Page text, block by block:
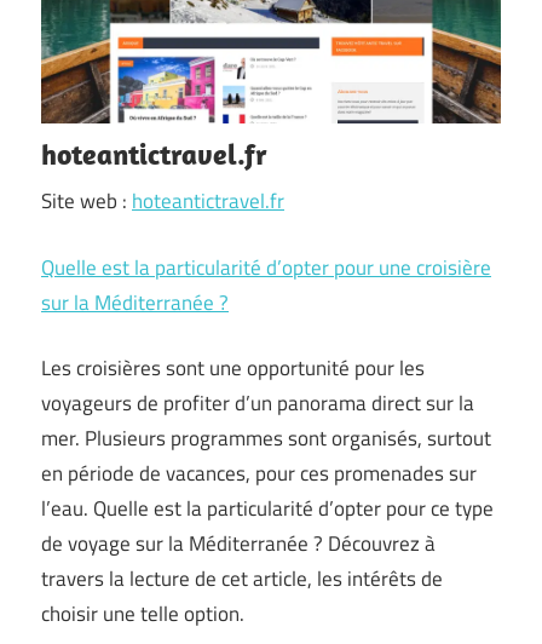
hoteantictravel.fr
Site web : hoteantictravel.fr
Quelle est la particularité d’opter pour une croisière
sur la Méditerranée ?
Les croisières sont une opportunité pour les
voyageurs de profiter d’un panorama direct sur la
mer. Plusieurs programmes sont organisés, surtout
en période de vacances, pour ces promenades sur
l’eau. Quelle est la particularité d’opter pour ce type
de voyage sur la Méditerranée ? Découvrez à
travers la lecture de cet article, les intérêts de
choisir une telle option.